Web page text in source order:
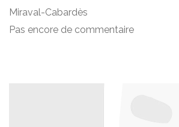
Miraval-Cabardès
Pas encore de commentaire